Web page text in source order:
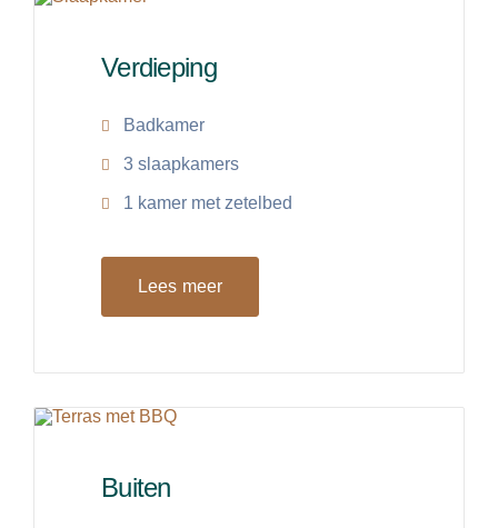
Verdieping
Badkamer
3 slaapkamers
1 kamer met zetelbed
Lees meer
Buiten